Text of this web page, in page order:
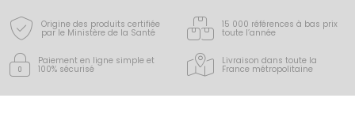
Origine des produits certifiée
par le Ministère de la Santé
15 000 références à bas prix
toute l’année
Paiement en ligne simple et
100% sécurisé
Livraison dans toute la
France métropolitaine